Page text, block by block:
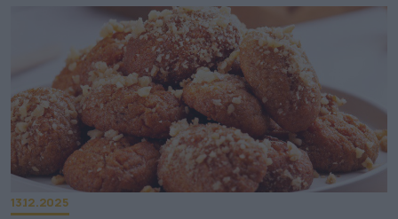
13.12.2025